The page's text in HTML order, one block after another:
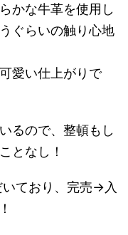
かな牛革を使用し
ぐらいの触り心地
愛い仕上がりで
るので、整頓もし
となし！
ており、完売→入